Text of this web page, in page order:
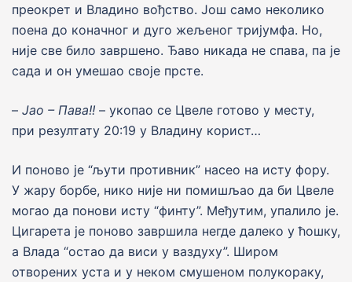
преокрет и Владино вођство. Jош само неколико
поена до коначног и дуго жељеног триjумфа. Но,
ниjе све било завршено. Ђаво никада не спава, па jе
сада и он умешао своjе прсте.
– Jао – Пава!! – укопао се Цвеле готово у месту,
при резултату 20:19 у Владину корист…
И поново jе “љути противник” насео на исту фору.
У жару борбе, нико ниjе ни помишљао да би Цвеле
могао да понови исту “финту”. Међутим, упалило jе.
Цигарета jе поново завршила негде далеко у ћошку,
а Влада “остао да виси у ваздуху”. Широм
отворених уста и у неком смушеном полукораку,